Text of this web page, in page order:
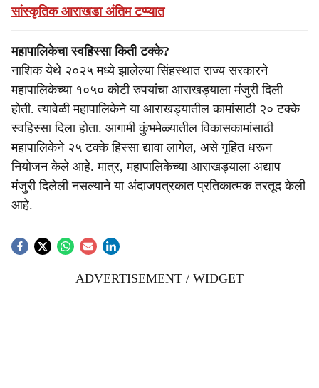
सांस्कृतिक आराखडा अंतिम टप्प्यात
महापालिकेचा स्वहिस्सा किती टक्के?
नाशिक येथे २०२५ मध्ये झालेल्या सिंहस्थात राज्य सरकारने
महापालिकेच्या १०५० कोटी रुपयांचा आराखड्याला मंजुरी दिली
होती. त्यावेळी महापालिकेने या आराखड्यातील कामांसाठी २० टक्के
स्वहिस्सा दिला होता. आगामी कुंभमेळ्यातील विकासकामांसाठी
महापालिकेने २५ टक्के हिस्सा द्यावा लागेल, असे गृहित धरून
नियोजन केले आहे. मात्र, महापालिकेच्या आराखड्याला अद्याप
मंजुरी दिलेली नसल्याने या अंदाजपत्रकात प्रतिकात्मक तरतूद केली
आहे.
ADVERTISEMENT / WIDGET